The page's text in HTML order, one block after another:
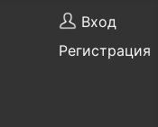
Вход
Регистрация